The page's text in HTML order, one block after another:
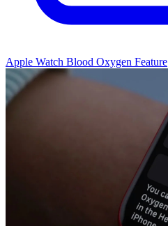
Apple Watch Blood Oxygen Feature